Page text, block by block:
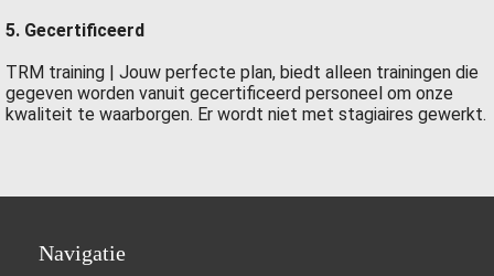
5. Gecertificeerd
TRM training | Jouw perfecte plan, biedt alleen trainingen die
gegeven worden vanuit gecertificeerd personeel om onze
kwaliteit te waarborgen. Er wordt niet met stagiaires gewerkt.
Navigatie